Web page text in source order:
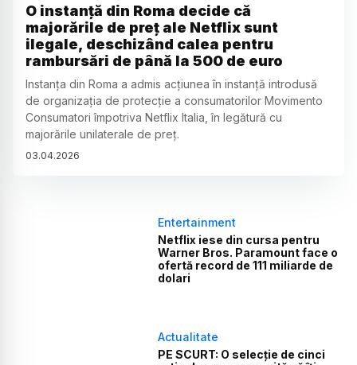
O instanță din Roma decide că
majorările de preț ale Netflix sunt
ilegale, deschizând calea pentru
rambursări de până la 500 de euro
Instanța din Roma a admis acțiunea în instanță introdusă
de organizația de protecție a consumatorilor Movimento
Consumatori împotriva Netflix Italia, în legătură cu
majorările unilaterale de preț.
03.04.2026
Entertainment
Netflix iese din cursa pentru
Warner Bros. Paramount face o
ofertă record de 111 miliarde de
dolari
Actualitate
PE SCURT: O selecție de cinci